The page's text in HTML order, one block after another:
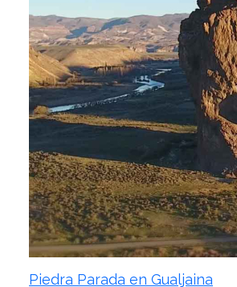
Piedra Parada en Gualjaina